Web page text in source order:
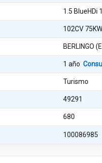
1.5 BlueHDi
102CV 75KW
BERLINGO
1 año
Turismo
49291
680
100086985